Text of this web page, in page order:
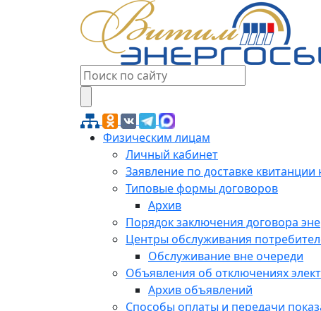
Физическим лицам
Личный кабинет
Заявление по доставке
Типовые формы договоров
Архив
Порядок заключения договора
Центры обслуживания
Обслуживание вне очереди
Объявления об отключениях
Архив объявлений
Способы оплаты и передачи